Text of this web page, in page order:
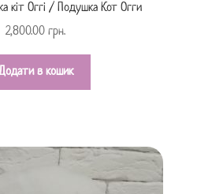
кіт Оггі / Подушка Кот Огги
2,800.00 грн.
в кошик